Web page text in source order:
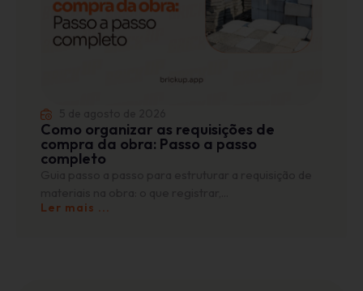
Como organizar as requisições de
compra da obra: Passo a passo
completo
Ler mais ...